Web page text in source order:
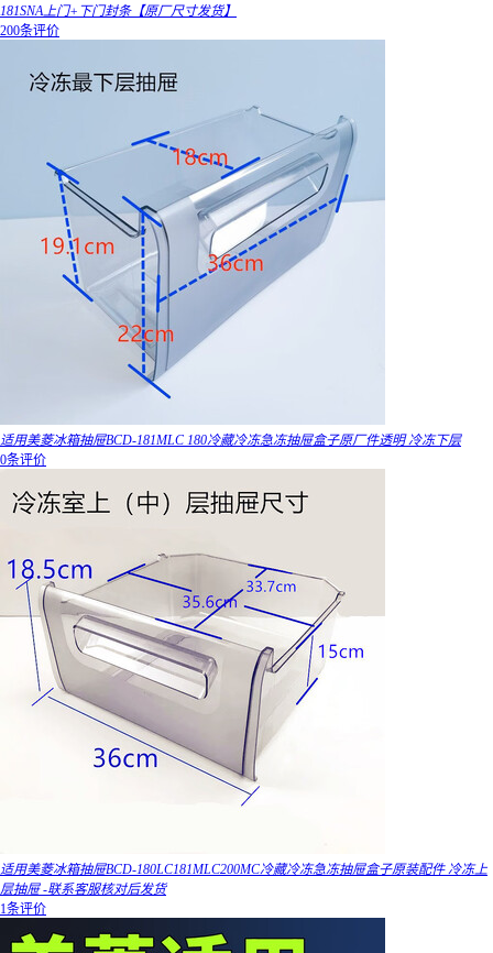
181SNA上门+下门封条【原厂尺寸发货】
200条评价
适用美菱冰箱抽屉BCD-181MLC 180冷藏冷冻急冻抽屉盒子原厂件透明 冷冻下层
0条评价
适用美菱冰箱抽屉BCD-180LC181MLC200MC冷藏冷冻急冻抽屉盒子原装配件 冷冻上
层抽屉 -联系客服核对后发货
1条评价